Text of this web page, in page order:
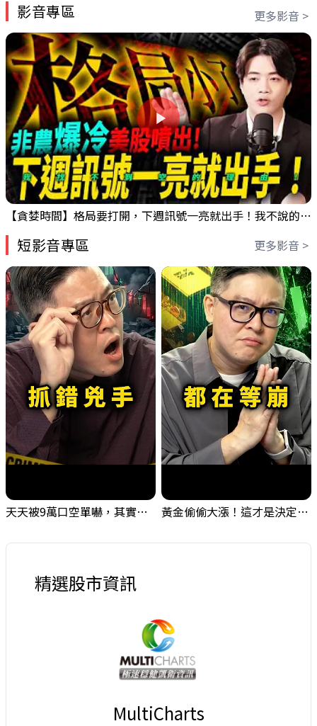
影音專區 更多影音 >
【貪婪時間】格局要打開，下週訊號一亮就出手！我不說的話還真一堆人不知道！｜錢進大趨勢 Mr.智霖 陳 2026/08/08
短影音專區 更多影音 >
天天被9萬口空單嚇，其實你盯錯地方了｜Mr.Jimmy高志銘 #台股 #外資期貨 #融資 黃金偷偷大漲！這才是決定台股生死的「真風向球」！｜Mr.Jimmy高志銘 #黃金 #美元指數 #聯準會
精選股市資訊
MultiCharts